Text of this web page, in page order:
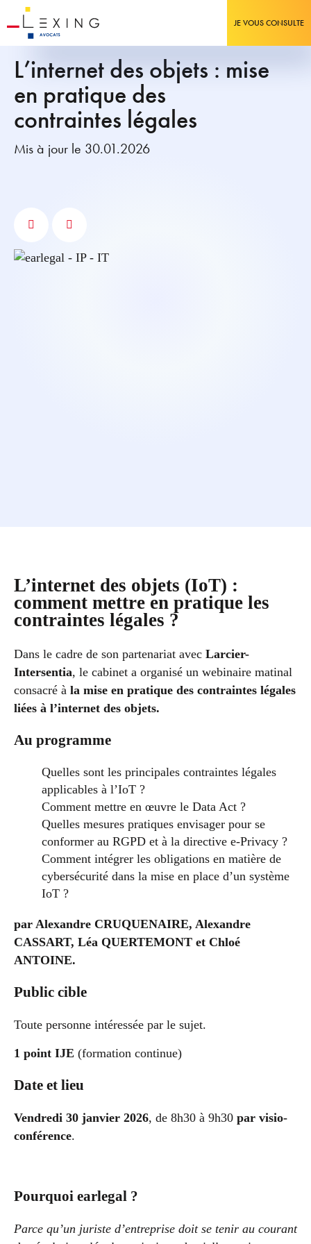
JE VOUS CONSULTE
L’internet des objets : mise
en pratique des
contraintes légales
Mis à jour le 30.01.2026
L’internet des objets (IoT) :
comment mettre en pratique les
contraintes légales ?
Dans le cadre de son partenariat avec Larcier-
Intersentia, le cabinet a organisé un webinaire matinal
consacré à la mise en pratique des contraintes légales
liées à l’internet des objets.
Au programme
Quelles sont les principales contraintes légales
applicables à l’IoT ?
Comment mettre en œuvre le Data Act ?
Quelles mesures pratiques envisager pour se
conformer au RGPD et à la directive e-Privacy ?
Comment intégrer les obligations en matière de
cybersécurité dans la mise en place d’un système
IoT ?
par Alexandre CRUQUENAIRE, Alexandre
CASSART, Léa QUERTEMONT et Chloé
ANTOINE.
Public cible
Toute personne intéressée par le sujet.
1 point IJE (formation continue)
Date et lieu
Vendredi 30 janvier 2026, de 8h30 à 9h30 par visio-
conférence.
Pourquoi earlegal ?
Parce qu’un juriste d’entreprise doit se tenir au courant